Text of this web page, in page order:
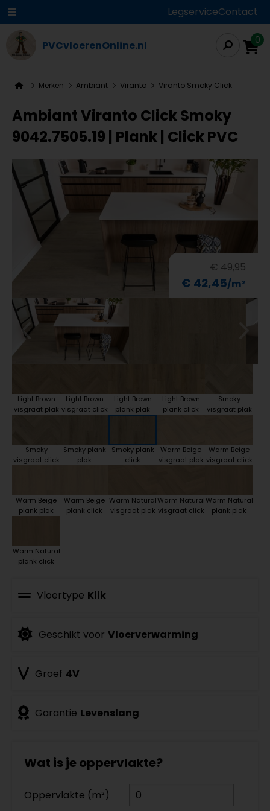
LegserviceContact
PVCvloerenOnline.nl 0
Merken Ambiant Viranto Viranto Smoky Click
Ambiant Viranto Click Smoky
9042.7505.19 | Plank | Click PVC
€ 49,95
€ 42,45
Light Brown
visgraat plak
Light Brown
visgraat click
Light Brown
plank plak
Light Brown
plank click
Smoky
visgraat plak
Smoky
visgraat click
Smoky plank
plak
Smoky plank
click
Warm Beige
visgraat plak
Warm Beige
visgraat click
Warm Beige
plank plak
Warm Beige
plank click
Warm Natural
visgraat plak
Warm Natural
visgraat click
Warm Natural
plank plak
Warm Natural
plank click
Vloertype Klik
Geschikt voor Vloerverwarming
Groef 4V
Garantie Levenslang
Wat is je oppervlakte?
Oppervlakte (m²)